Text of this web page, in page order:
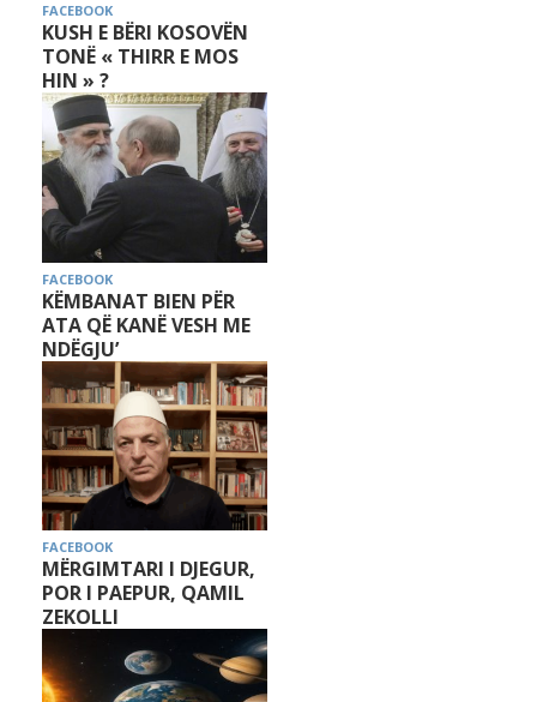
FACEBOOK
KUSH E BËRI KOSOVËN
TONË « THIRR E MOS
HIN » ?
FACEBOOK
KËMBANAT BIEN PËR
ATA QË KANË VESH ME
NDËGJU’
FACEBOOK
MËRGIMTARI I DJEGUR,
POR I PAEPUR, QAMIL
ZEKOLLI